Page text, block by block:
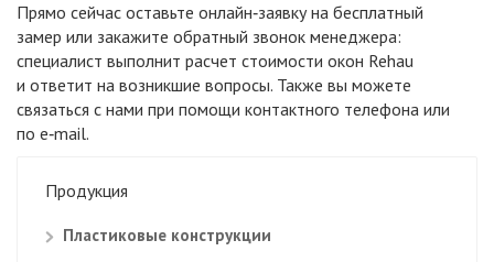
Прямо сейчас оставьте онлайн‑заявку на бесплатный
замер или закажите обратный звонок менеджера:
специалист выполнит расчет стоимости окон Rehau
и ответит на возникшие вопросы. Также вы можете
связаться с нами при помощи контактного телефона или
по e‑mail.
Продукция
Пластиковые конструкции